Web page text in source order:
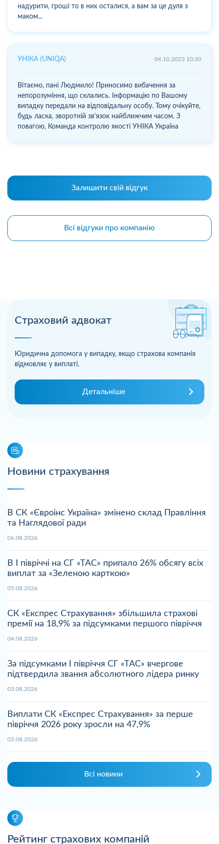
Страховий адвокат
Юридична допомога у випадку, якщо страхова компанія
відмовляє у виплаті.
Детальніше
Новини страхування
В СК «Євроінс Україна» змінено склад Правління
та Наглядової ради
06.08.2026
В І півріччі на СГ «ТАС» припало 26% обсягу всіх
виплат за «Зеленою карткою»
05.08.2026
СК «Експрес Страхування» збільшила страхові
премії на 18,9% за підсумками першого півріччя
04.08.2026
За підсумками І півріччя СГ «ТАС» вчергове
підтвердила звання абсолютного лідера ринку
03.08.2026
Виплати СК «Експрес Страхування» за перше
півріччя 2026 року зросли на 47,9%
03.08.2026
Всі новини
надурити, гроші то в них осталися, а вам за це дуля з
маком...
УНІКА (UNIQA) 04.10.2023 10:30
Вітаємо, пані Людмило! Приносимо вибачення за
непорозуміння, що склались. Інформацію по Вашому
випадку передали на відповідальну особу. Тому очікуйте,
будь ласка, зворотній зв'язок найближчим часом. З
повагою, Команда контролю якості УНІКА Україна
Залишити свій відгук
Всі відгуки про компанію
Рейтинг страхових компаній